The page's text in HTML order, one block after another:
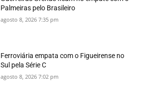
Palmeiras pelo Brasileiro
agosto 8, 2026 7:35 pm
Ferroviária empata com o Figueirense no
Sul pela Série C
agosto 8, 2026 7:02 pm